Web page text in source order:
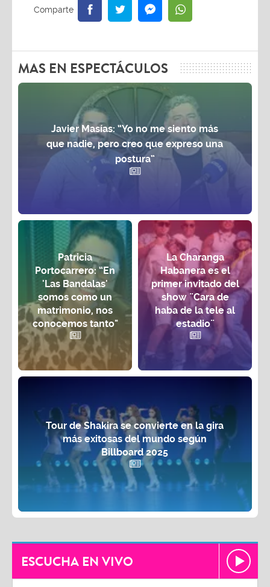
MAS EN ESPECTÁCULOS
Javier Masías: “Yo no me siento más
que nadie, pero creo que expreso una
postura”
Patricia
Portocarrero: “En
'Las Bandalas'
somos como un
matrimonio, nos
conocemos tanto"
La Charanga
Habanera es el
primer invitado del
show ¨Cara de
haba de la tele al
estadio¨
Tour de Shakira se convierte en la gira
más exitosas del mundo según
Billboard 2025
ESCUCHA EN VIVO